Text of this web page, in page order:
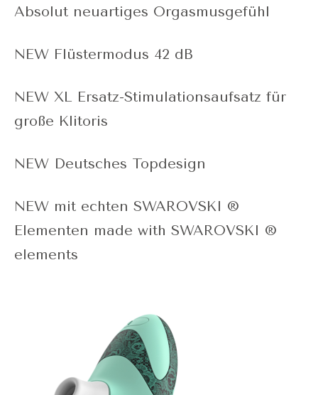
Absolut neuartiges Orgasmusgefühl
NEW Flüstermodus 42 dB
NEW XL Ersatz-Stimulationsaufsatz für
große Klitoris
NEW Deutsches Topdesign
NEW mit echten SWAROVSKI ®
Elementen made with SWAROVSKI ®
elements